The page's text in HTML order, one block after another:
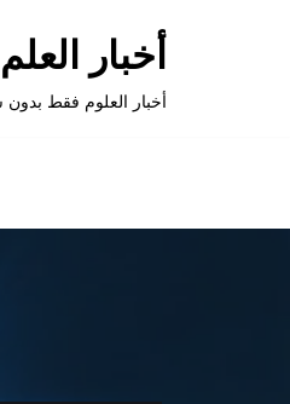
أخبار
أخبار العلوم فقط